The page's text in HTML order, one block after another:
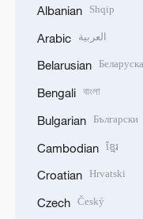
Albanian Shqip
Arabic العربية
Belarusian
Bengali বাংলা
Bulgarian Български
Cambodian ខ្មែរ
Croatian Hrvatski
Czech Český